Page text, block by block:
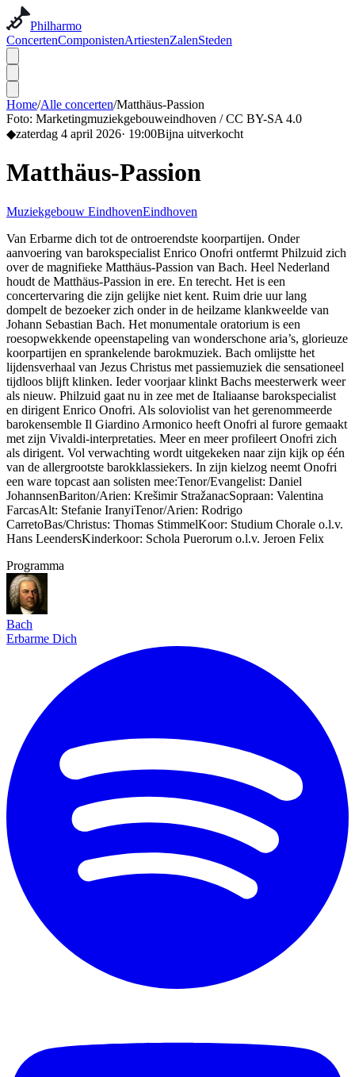
Philharmo
ConcertenComponistenArtiestenZalenSteden
Home/Alle concerten/Matthäus-Passion
Foto: Marketingmuziekgebouweindhoven / CC BY-SA 4.0
◆zaterdag 4 april 2026· 19:00Bijna uitverkocht
Matthäus-Passion
Muziekgebouw EindhovenEindhoven
Van Erbarme dich tot de ontroerendste koorpartijen. Onder
aanvoering van barokspecialist Enrico Onofri ontfermt Philzuid zich
over de magnifieke Matthäus-Passion van Bach. Heel Nederland
houdt de Matthäus-Passion in ere. En terecht. Het is een
concertervaring die zijn gelijke niet kent. Ruim drie uur lang
dompelt de bezoeker zich onder in de heilzame klankweelde van
Johann Sebastian Bach. Het monumentale oratorium is een
roesopwekkende opeenstapeling van wonderschone aria’s, glorieuze
koorpartijen en sprankelende barokmuziek. Bach omlijstte het
lijdensverhaal van Jezus Christus met passiemuziek die sensationeel
tijdloos blijft klinken. Ieder voorjaar klinkt Bachs meesterwerk weer
als nieuw. Philzuid gaat nu in zee met de Italiaanse barokspecialist
en dirigent Enrico Onofri. Als soloviolist van het gerenommeerde
barokensemble Il Giardino Armonico heeft Onofri al furore gemaakt
met zijn Vivaldi-interpretaties. Meer en meer profileert Onofri zich
als dirigent. Vol verwachting wordt uitgekeken naar zijn kijk op één
van de allergrootste barokklassiekers. In zijn kielzog neemt Onofri
een ware topcast aan solisten mee:Tenor/Evangelist: Daniel
JohannsenBariton/Arien: Krešimir StražanacSopraan: Valentina
FarcasAlt: Stefanie IranyiTenor/Arien: Rodrigo
CarretoBas/Christus: Thomas StimmelKoor: Studium Chorale o.l.v.
Hans LeendersKinderkoor: Schola Puerorum o.l.v. Jeroen Felix
Programma
Bach
Erbarme Dich